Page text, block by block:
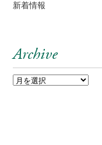
新着情報
Archive